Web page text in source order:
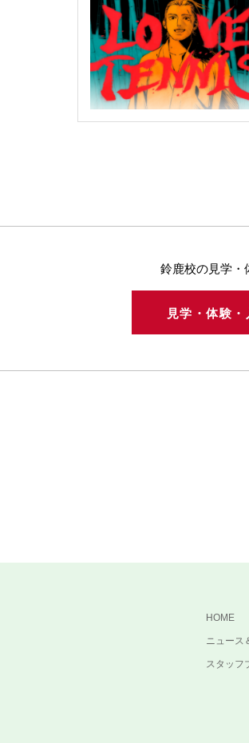
鈴鹿校の見学・
見学・体験
HOME
ニュース
スタッフ